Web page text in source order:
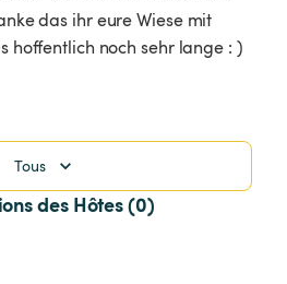
das ihr eure Wiese mit
hoffentlich noch sehr lange : )
Tous
des Hôtes (0)